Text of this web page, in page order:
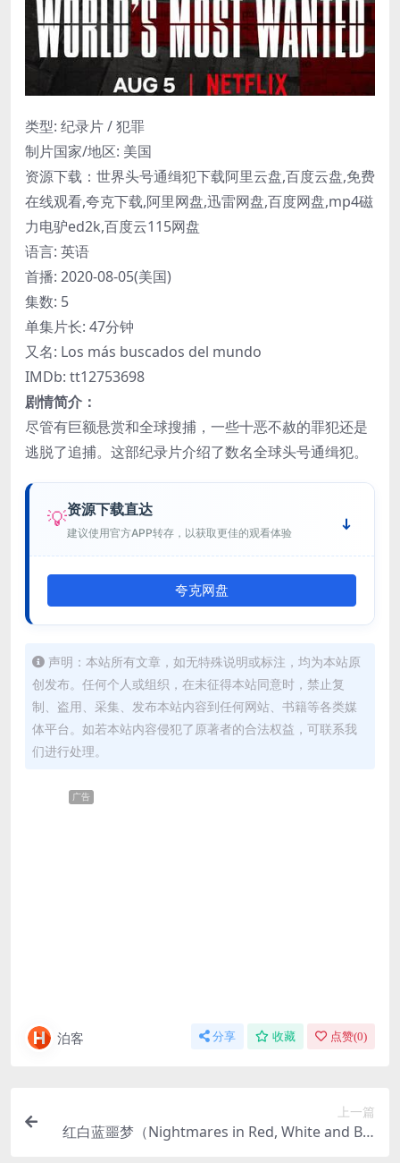
类型: 纪录片 / 犯罪
制片国家/地区: 美国
资源下载：世界头号通缉犯下载阿里云盘,百度云盘,免费
在线观看,夸克下载,阿里网盘,迅雷网盘,百度网盘,mp4磁
力电驴ed2k,百度云115网盘
语言: 英语
首播: 2020-08-05(美国)
集数: 5
单集片长: 47分钟
又名: Los más buscados del mundo
IMDb: tt12753698
剧情简介：
尽管有巨额悬赏和全球搜捕，一些十恶不赦的罪犯还是
逃脱了追捕。这部纪录片介绍了数名全球头号通缉犯。
💡资源下载直达
建议使用官方APP转存，以获取更佳的观看体验
夸克网盘
声明：本站所有文章，如无特殊说明或标注，均为本站原
创发布。任何个人或组织，在未征得本站同意时，禁止复
制、盗用、采集、发布本站内容到任何网站、书籍等各类媒
体平台。如若本站内容侵犯了原著者的合法权益，可联系我
们进行处理。
广告
泊客 分享 收藏 点赞(0)
上一篇
红白蓝噩梦（Nightmares in Red, White and Blu